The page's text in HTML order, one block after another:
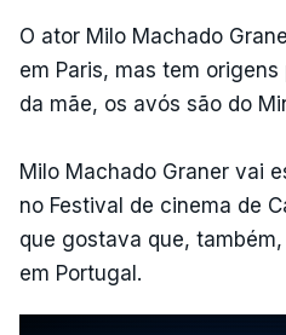
O ator Milo Machado
em Paris, mas tem
da mãe, os avós são do
Milo Machado Graner vai
no Festival de cinema de
que gostava que,
em Portugal.